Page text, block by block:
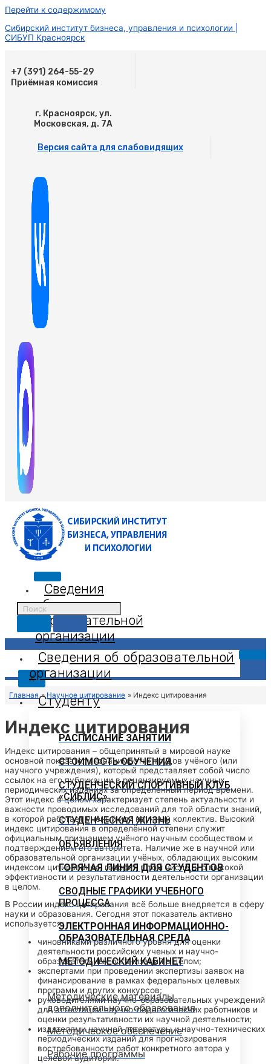
Перейти к содержимому
Сибирский институт бизнеса, управления и психологии |
СИБУП Красноярск
+7 (391) 264-55-29
Приёмная комиссия
г. Красноярск, ул.
Московская, д. 7А
Версия сайта для слабовидящих
Сведения
об
образовательной
организации
X
Сведения об образовательной
организации
Студенту
РАСПИСАНИЕ ЗАНЯТИЙ
СТОИМОСТЬ ОБУЧЕНИЯ
СТУДЕНЧЕСКИЙ СПОРТИВНЫЙ КЛУБ
«СИБЛИС»
СТУДЕНЧЕСКАЯ ЖИЗНЬ
ОБЪЯВЛЕНИЯ
ГОРЯЧАЯ ЛИНИЯ ДЛЯ СТУДЕНТОВ
СВОДНЫЕ ГРАФИКИ УЧЕБНОГО
ПРОЦЕССА
ЭЛЕКТРОННАЯ ИНФОРМАЦИОННО-
ОБРАЗОВАТЕЛЬНАЯ СРЕДА
МЕТОДИЧЕСКИЙ КАБИНЕТ
Методические материалы
дополнительного образования
Методическое обеспечение
Рабочие программы
Главная Научное цитирование Индекс цитирования
Индекс цитирования
Индекс цитирования – общепринятый в мировой науке
основной показатель «значимости» трудов учёного (или
научного учреждения), который представляет собой число
ссылок на его публикации в рецензируемых научных
периодических изданиях за определённый период времени.
Этот индекс в целом характеризует степень актуальности и
важности проводимых исследований для той области знаний,
в которой работает учёный или научный коллектив. Высокий
индекс цитирования в определённой степени служит
официальным признанием учёного научным сообществом и
подтверждением его авторитета. Наличие же в научной или
образовательной организации учёных, обладающих высоким
индексом цитирования, говорит, в том числе, и о высокой
эффективности и результативности деятельности организации
в целом.
В России индекс цитирования всё больше внедряется в сферу
науки и образования. Сегодня этот показатель активно
используется:
чиновниками различного уровня для оценки
деятельности российских ученых и научно-
образовательных организаций в целом;
экспертами при проведении экспертизы заявок на
финансирование в рамках федеральных целевых
программ и других конкурсов;
руководителями научно-образовательных учреждений
для аттестации научно-педагогических работников и
оценки результативности их научной деятельности;
издателями научной литературы и научно-технических
периодических изданий для прогнозирования
востребованности работ конкретного автора у
целевой аудитории.